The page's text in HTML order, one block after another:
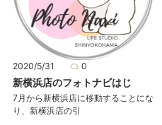
2020/5/31 0
新横浜店のフォトナビはじ
7月から新横浜店に移動することにな
り、新横浜店の引